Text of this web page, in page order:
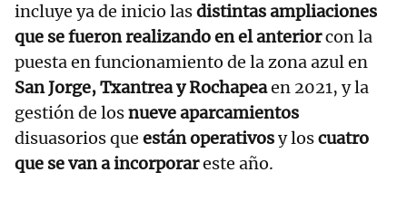
incluye ya de inicio lasdistintas ampliaciones
que se fueron realizando en el anteriorcon la
puesta en funcionamiento de la zona azul en
San Jorge, Txantrea y Rochapeaen 2021, y la
gestión de losnueve aparcamientos
disuasorios que están operativosy loscuatro
que se van a incorporareste año.